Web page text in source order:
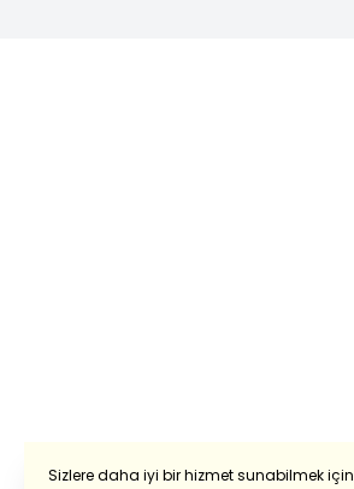
Sizlere daha iyi bir hizmet sunabilmek için